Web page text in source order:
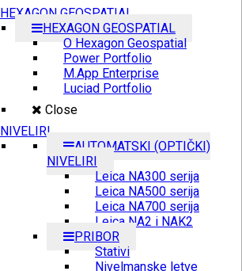
HEXAGON GEOSPATIAL
HEXAGON GEOSPATIAL
O Hexagon Geospatial
Power Portfolio
M.App Enterprise
Luciad Portfolio
Close
NIVELIRI
AUTOMATSKI (OPTIČKI)
NIVELIRI
Leica NA300 serija
Leica NA500 serija
Leica NA700 serija
Leica NA2 i NAK2
PRIBOR
Stativi
Nivelmanske letve